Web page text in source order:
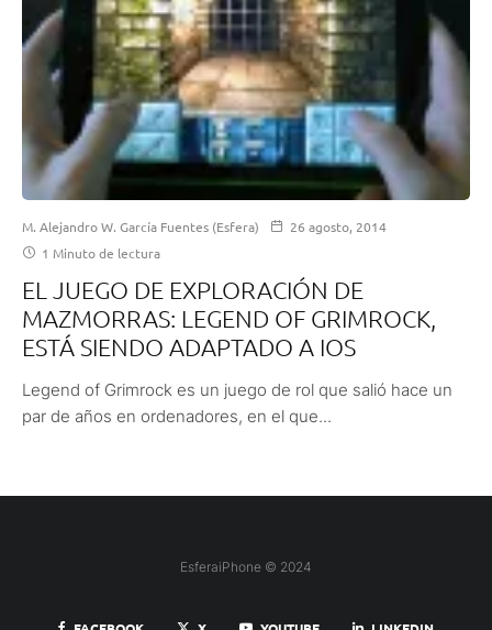
M. Alejandro W. García Fuentes (Esfera)
26 agosto, 2014
1 Minuto de lectura
EL JUEGO DE EXPLORACIÓN DE
MAZMORRAS: LEGEND OF GRIMROCK,
ESTÁ SIENDO ADAPTADO A IOS
Legend of Grimrock es un juego de rol que salió hace un
par de años en ordenadores, en el que...
EsferaiPhone © 2024